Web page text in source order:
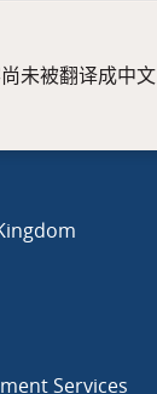
Services
未被翻译成中